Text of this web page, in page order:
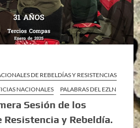
DE REBELDÍAS Y RESISTENCIAS
NACIONALES PALABRAS DEL EZLN
Sesión de los
Resistencia y Rebeldía.